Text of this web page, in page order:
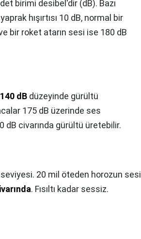
birimi desibel'dir (dB). Bazı
hışırtısı 10 dB, normal bir
bir roket atarın sesi ise 180 dB
140 dB düzeyinde gürültü
175 dB üzerinde ses
dB civarında gürültü üretebilir.
20 mil öteden horozun sesi
. Fısıltı kadar sessiz.